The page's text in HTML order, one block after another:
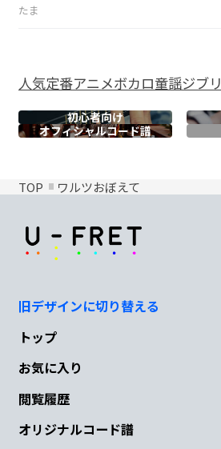
たま
人気定番アニメボカロ童謡ジブリ
初心者向け
オフィシャルコード譜
TOP ワルツおぼえて
旧デザインに切り替える
トップ
お気に入り
閲覧履歴
オリジナルコード譜